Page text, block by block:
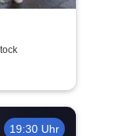
- In
19:30 Uhr